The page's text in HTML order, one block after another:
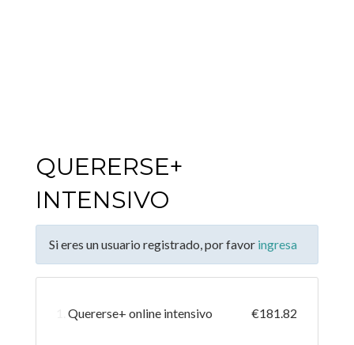
QUERERSE+
INTENSIVO
Si eres un usuario registrado, por favor ingresa
Quererse+ online intensivo €181.82